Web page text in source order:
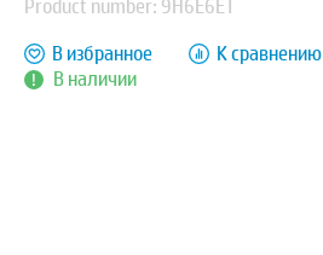
Product number: 9H6E6ET
В наличии
В избранное К сравнению